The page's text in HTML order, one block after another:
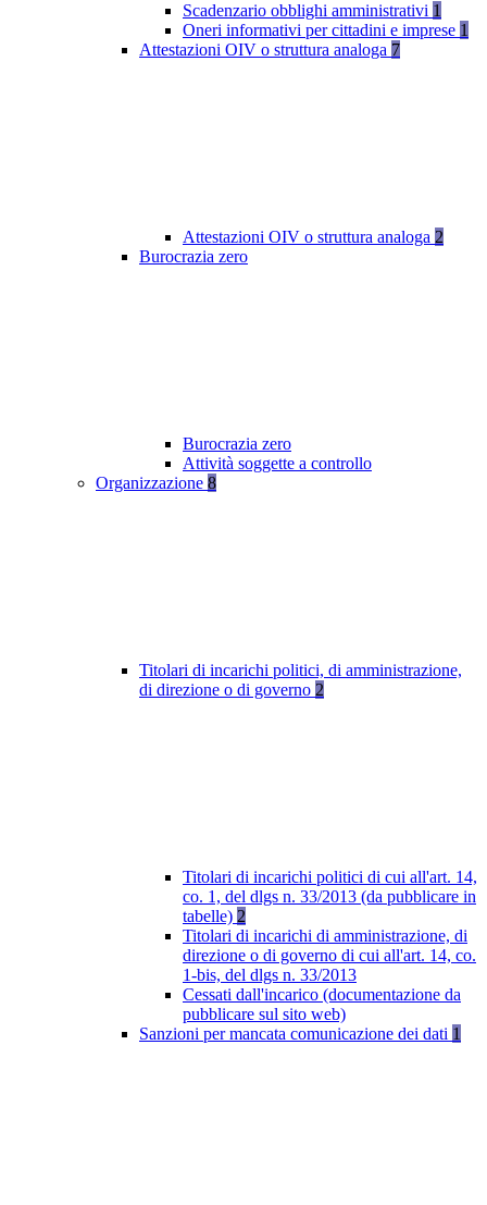
Scadenzario obblighi amministrativi 1
Oneri informativi per cittadini e imprese 1
Attestazioni OIV o struttura analoga 7
Attestazioni OIV o struttura analoga 2
Burocrazia zero
Burocrazia zero
Attività soggette a controllo
Organizzazione 8
Titolari di incarichi politici, di amministrazione,
di direzione o di governo 2
Titolari di incarichi politici di cui all'art. 14,
co. 1, del dlgs n. 33/2013 (da pubblicare in
tabelle) 2
Titolari di incarichi di amministrazione, di
direzione o di governo di cui all'art. 14, co.
1-bis, del dlgs n. 33/2013
Cessati dall'incarico (documentazione da
pubblicare sul sito web)
Sanzioni per mancata comunicazione dei dati 1